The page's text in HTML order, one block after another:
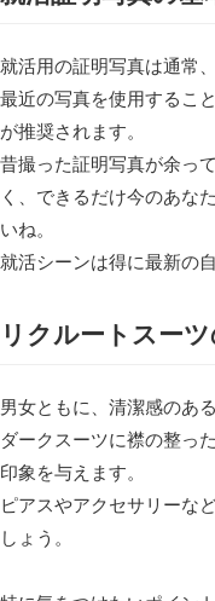
就活用の証明写真は通常
最近の写真を使用するこ
が推奨されます。
昔撮った証明写真が余っ
く、できるだけ今のあな
いね。
就活シーンは得に最新の
リクルートスー
男女ともに、清潔感のあ
ダークスーツに襟の整っ
印象を与えます。
ピアスやアクセサリーな
しょう。